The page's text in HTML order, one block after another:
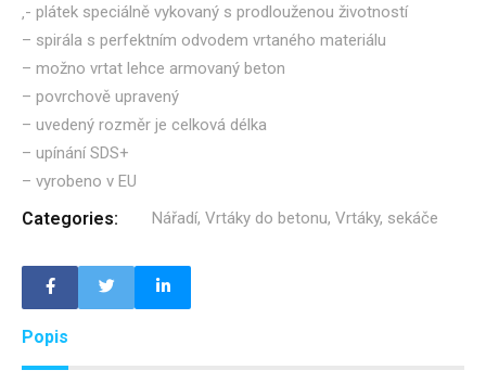
‚- plátek speciálně vykovaný s prodlouženou životností
– spirála s perfektním odvodem vrtaného materiálu
– možno vrtat lehce armovaný beton
– povrchově upravený
– uvedený rozměr je celková délka
– upínání SDS+
– vyrobeno v EU
Categories: Nářadí, Vrtáky do betonu, Vrtáky, sekáče
Popis